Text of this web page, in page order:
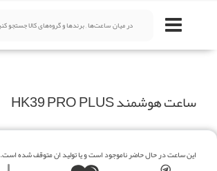
ساعت هوشمند HK39 PRO PLUS
این ساعت در حال حاضر ناموجود است و یا تولید ان متوقف شده است.